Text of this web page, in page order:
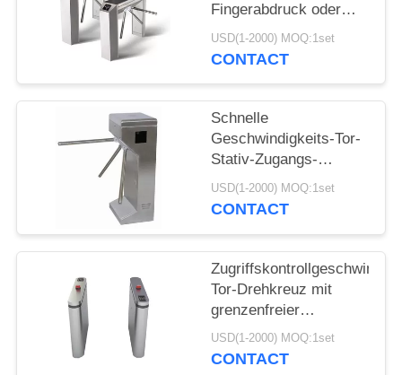
PRIVACY
Fingerabdruck oder
Edelstahl-Material des
Leser-304
USD(1-2000) MOQ:1set
CONTACT
Schnelle
Geschwindigkeits-Tor-
Stativ-Zugangs-
System-Fingerabdruck
oder Identifikation
USD(1-2000) MOQ:1set
CONTACT
Tor-Drehkreuz mit
grenzenfreier
Befestigungsled-Lampe
USD(1-2000) MOQ:1set
CONTACT